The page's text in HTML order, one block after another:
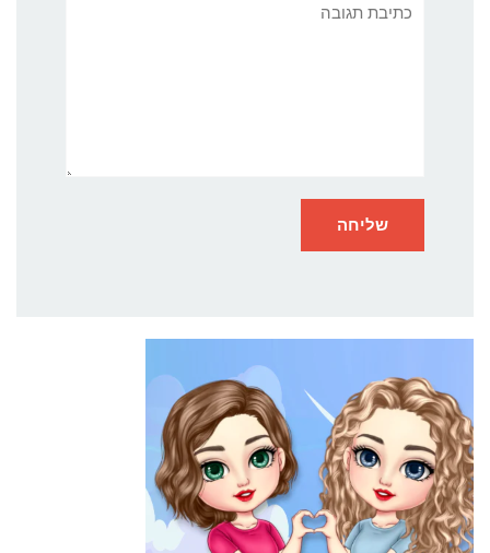
תגובה